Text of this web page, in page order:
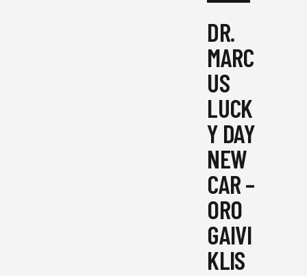
DR.
MARC
US
LUCK
Y DAY
NEW
CAR –
ORO
GAIVI
KLIS